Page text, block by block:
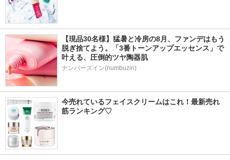
【現品30名様】猛暑と冷房の8月、ファンデはもう
脱ぎ捨てよう。「3番トーンアップエッセンス」で
叶える、圧倒的ツヤ陶器肌
ナンバーズイン(numbuzin)
今売れているフェイスクリームはこれ！最新売れ
筋ランキング♡